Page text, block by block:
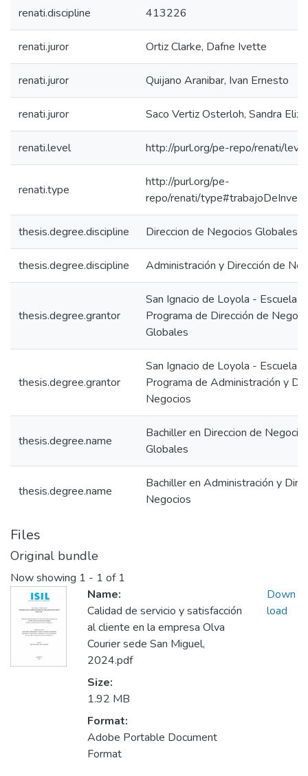
renati.discipline 413226
renati.juror Ortiz Clarke, Dafne Ivette
renati.juror Quijano Aranibar, Ivan Ernesto
renati.juror Saco Vertiz Osterloh, Sandra
renati.level http://purl.org/pe-repo/renati/
renati.type
http://purl.org/pe-
repo/renati/
thesis.degree.discipline Direccion de Negocios Globales
thesis.degree.discipline Administración y Dirección de
thesis.degree.grantor
San Ignacio de Loyola - Escuela
Programa de Dirección de
Globales
thesis.degree.grantor
San Ignacio de Loyola - Escuela
Programa de Administración y
Negocios
thesis.degree.name
Bachiller en Direccion de
Globales
thesis.degree.name
Bachiller en Administración y
Negocios
Files
Original bundle
Now showing 1 - 1 of 1
Name:
Calidad de servicio y satisfacción
al cliente en la empresa Olva
Courier sede San Miguel,
2024.pdf
Size:
1.92 MB
Format:
Adobe Portable Document
Format
Down
load